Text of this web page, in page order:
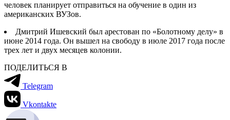
человек планирует отправиться на обучение в один из
американских ВУЗов.
Дмитрий Ишевский был арестован по «Болотному делу» в
июне 2014 года. Он вышел на свободу в июле 2017 года после
трех лет и двух месяцев колонии.
ПОДЕЛИТЬСЯ В
Telegram
Vkontakte